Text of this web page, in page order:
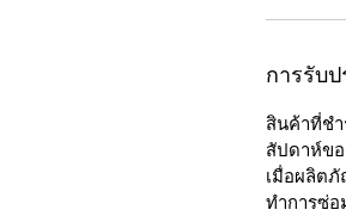
การรับ
สินค้าที่ช
สัปดาห์ข
เมื่อผลิต
ทำการซ่